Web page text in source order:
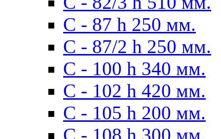
С - 87 h 250 мм.
С - 87/2 h 250 мм.
С - 100 h 340 мм.
C - 102 h 420 мм.
С - 105 h 200 мм.